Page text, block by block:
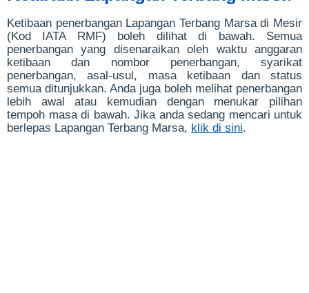
Ketibaan penerbangan Lapangan Terbang Marsa di Mesir
(Kod IATA RMF) boleh dilihat di bawah. Semua
penerbangan yang disenaraikan oleh waktu anggaran
ketibaan dan nombor penerbangan, syarikat
penerbangan, asal-usul, masa ketibaan dan status
semua ditunjukkan. Anda juga boleh melihat penerbangan
lebih awal atau kemudian dengan menukar pilihan
tempoh masa di bawah. Jika anda sedang mencari untuk
berlepas Lapangan Terbang Marsa, klik di sini.